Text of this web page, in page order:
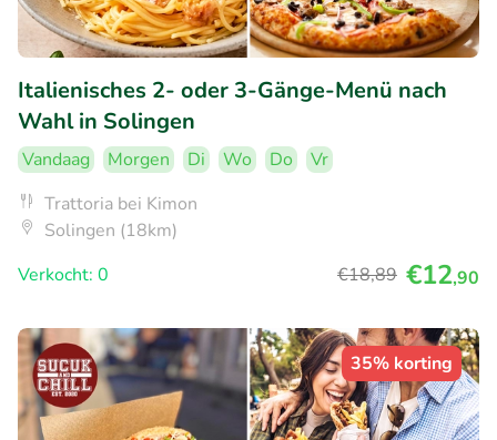
Italienisches 2- oder 3-Gänge-Menü nach
Wahl in Solingen
Vandaag Morgen Di Wo Do
Vr
Trattoria bei Kimon
Solingen (18km)
Verkocht: 0
€18,89 €12,90
35% korting